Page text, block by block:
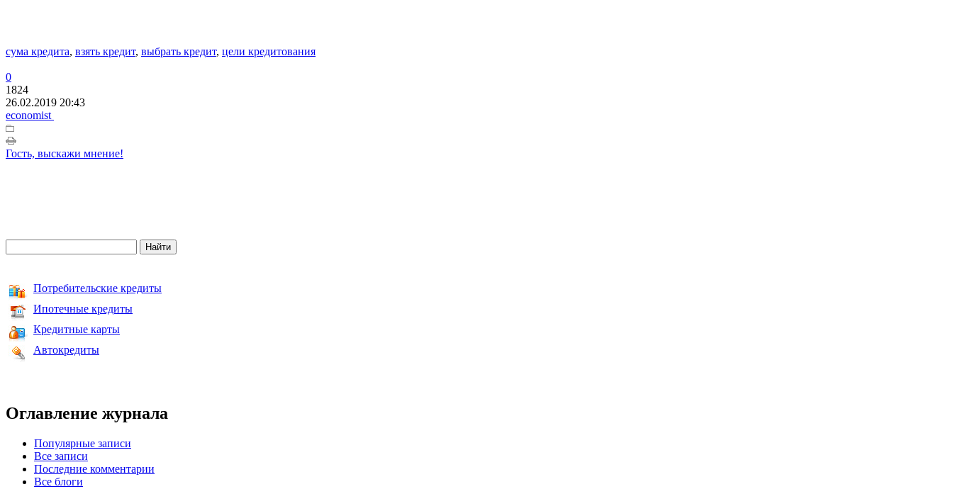
сума кредита, взять кредит, выбрать кредит, цели кредитования
0
1824
26.02.2019 20:43
economist
Гость, выскажи мнение!
Потребительские кредиты
Ипотечные кредиты
Кредитные карты
Автокредиты
Оглавление журнала
Популярные записи
Все записи
Последние комментарии
Все блоги